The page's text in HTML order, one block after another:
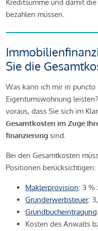
Kreditsumme und damit
bezahlen müssen.
Sie die
Was kann ich mir in puncto
Eigentumswohnung
voraus, dass Sie sich im
Gesamtkosten im Zuge
finanzierung sind.
Bei den Gesamtkosten
Positionen berücksichtigen:
Maklerprovision: 3 %
Grunderwerbsteuer:
Grundbucheintragung
Kosten des Anwalts